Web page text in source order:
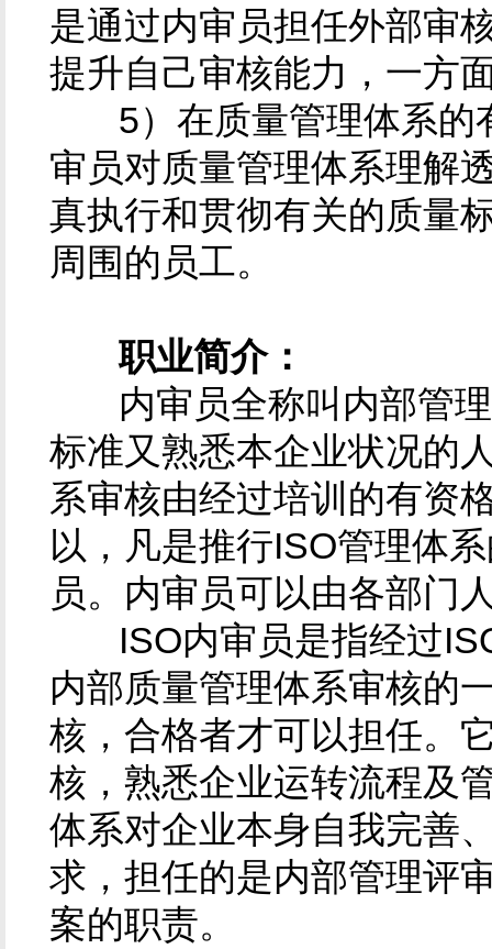
是通过内审员担任外部审
提升自己审核能力，一方
5）在质量管理体系的
审员对质量管理体系理解
真执行和贯彻有关的质量
周围的员工。
职业简介：
内审员全称叫内部管理
标准又熟悉本企业状况的
系审核由经过培训的有资
以，凡是推行ISO管理体
员。内审员可以由各部门
ISO内审员是指经过
内部质量管理体系审核的
核，合格者才可以担任。
核，熟悉企业运转流程及
体系对企业本身自我完善
求，担任的是内部管理评
案的职责。